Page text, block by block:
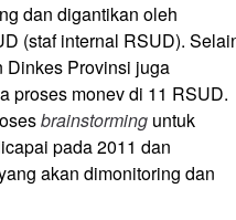
dan digantikan oleh
(staf internal RSUD).
Dinkes Provinsi juga
proses monev di 11 RSUD.
brainstorming untuk
pada 2011 dan
akan dimonitoring dan